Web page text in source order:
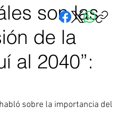
Locales Los Cabos
son las
de la
al 2040”:
sobre la importancia del